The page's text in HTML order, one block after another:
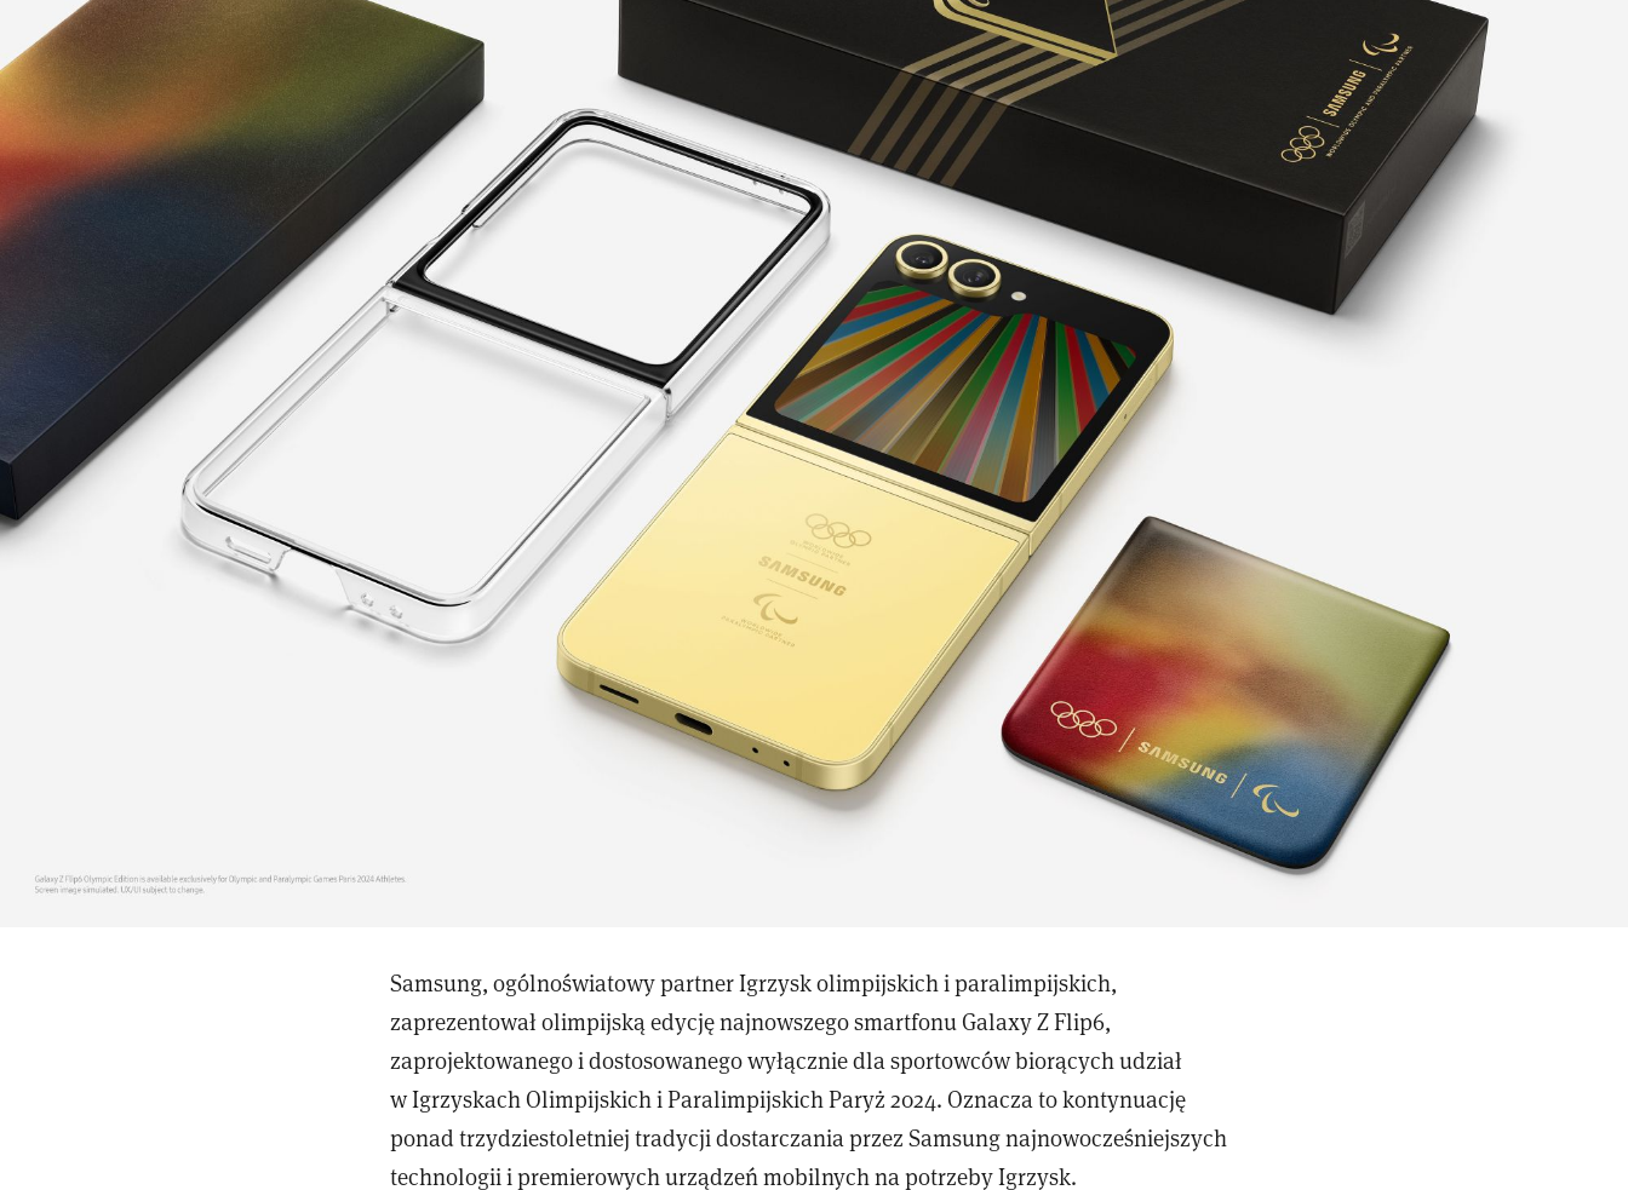
Samsung, ogólnoświatowy partner Igrzysk olimpijskich i paralimpijskich,
zaprezentował olimpijską edycję najnowszego smartfonu Galaxy Z Flip6,
zaprojektowanego i dostosowanego wyłącznie dla sportowców biorących udział
w Igrzyskach Olimpijskich i Paralimpijskich Paryż 2024. Oznacza to kontynuację
ponad trzydziestoletniej tradycji dostarczania przez Samsung najnowocześniejszych
technologii i premierowych urządzeń mobilnych na potrzeby Igrzysk.